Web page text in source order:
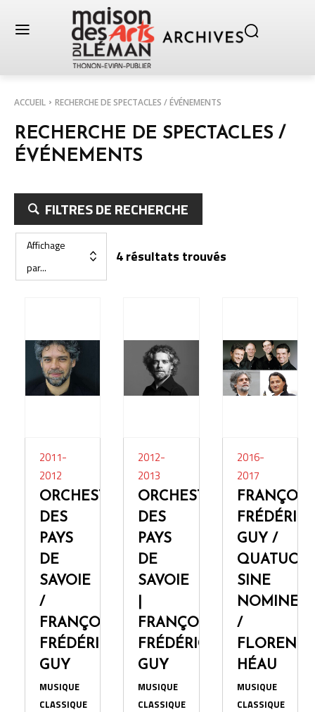
ACCUEIL RECHERCHE DE SPECTACLES / ÉVÉNEMENTS
RECHERCHE DE SPECTACLES /
ÉVÉNEMENTS
FILTRES DE RECHERCHE
2011-
2012
ORCHESTRE
DES
PAYS
DE
SAVOIE
/
FRANÇOIS-
FRÉDÉRIC
GUY
MUSIQUE
CLASSIQUE
2012-
2013
ORCHESTRE
DES
PAYS
DE
SAVOIE
FRANÇOIS-
FRÉDÉRIC
GUY
MUSIQUE
CLASSIQUE
2016-
2017
FRANÇOIS-
FRÉDÉRIC
GUY /
QUATUOR
SINE
NOMINE
/
FLORENT
HÉAU
MUSIQUE
CLASSIQUE
Affichage
par...
4 résultats trouvés